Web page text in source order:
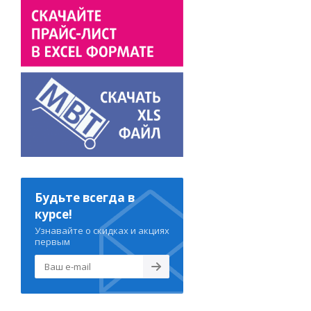
Будьте всегда в
курсе!
Узнавайте о скидках и акциях
первым